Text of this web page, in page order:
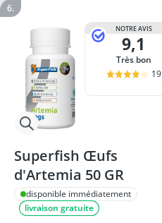
NOTRE AVIS
9,1
Très bon
19
Superfish Œufs
d'Artemia 50 GR
disponible immédiatement
livraison gratuite